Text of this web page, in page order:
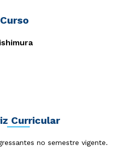
Curricular
no semestre vigente.
aPolítica de Privacidade.e